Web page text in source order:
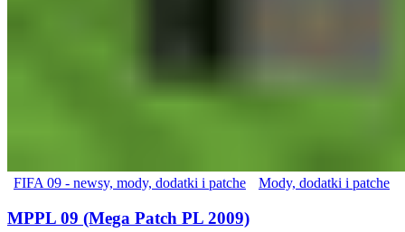
FIFA 09 - newsy, mody, dodatki i patche Mody, dodatki i patche
MPPL 09 (Mega Patch PL 2009)